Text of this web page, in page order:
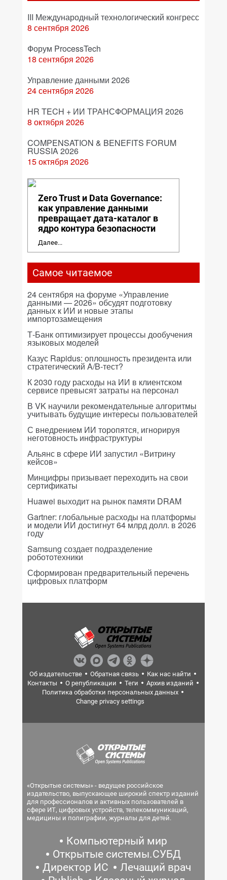
III Международный технологический конгресс
8 сентября 2026
Форум ProcessTech
18 сентября 2026
Управление данными 2026
24 сентября 2026
HR TECH + ИИ ТРАНСФОРМАЦИЯ 2026
8 октября 2026
COMPENSATION & BENEFITS FORUM
RUSSIA 2026
15 октября 2026
Zero Trust и Data Governance:
как управление данными
превращает дата-каталог в
ядро контура безопасности
Далее...
Самое читаемое
24 сентября на форуме «Управление
данными — 2026» обсудят подготовку
данных к ИИ и новые этапы
импортозамещения
Т-Банк оптимизирует процессы дообучения
языковых моделей
Казус Rapidus: оплошность президента или
стратегический A/B-тест?
К 2030 году расходы на ИИ в клиентском
сервисе превысят затраты на персонал
В VK научили рекомендательные алгоритмы
учитывать будущие интересы пользователей
С внедрением ИИ торопятся, игнорируя
неготовность инфраструктуры
Альянс в сфере ИИ запустил «Витрину
кейсов»
Минцифры призывает переходить на свои
сертификаты
Huawei выходит на рынок памяти DRAM
Gartner: глобальные расходы на платформы
и модели ИИ достигнут 64 млрд долл. в 2026
году
Samsung создает подразделение
робототехники
Сформирован предварительный перечень
цифровых платформ
Об издательстве Обратная связь
Как нас найти
Контакты
О републикации Теги
Архив изданий
Политика обработки персональных данных
Change privacy settings
«Открытые системы» - ведущее российское
издательство, выпускающее широкий спектр изданий
для профессионалов и активных пользователей в
сфере ИТ, цифровых устройств, телекоммуникаций,
медицины и полиграфии, журналы для детей.
Компьютерный мир
Открытые системы.СУБД
Директор ИС
Лечащий врач